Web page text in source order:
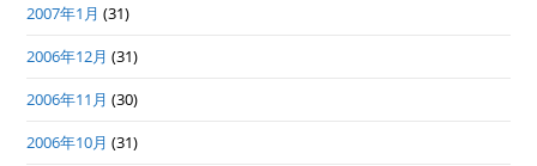
2007年1月 (31)
2006年12月 (31)
2006年11月 (30)
2006年10月 (31)